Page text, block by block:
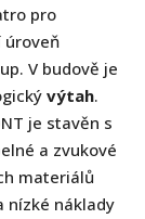
pro
úroveň
V budově je
výtah.
je stavěn s
a zvukové
materiálů
nízké náklady